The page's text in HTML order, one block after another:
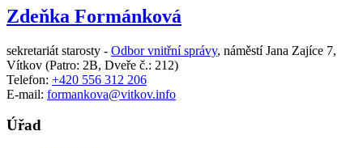
Zdeňka Formánková
sekretariát starosty - Odbor vnitřní správy, náměstí Jana Zajíce 7,
Vítkov (Patro: 2B, Dveře č.: 212)
Telefon: +420 556 312 206
E-mail: formankova@vitkov.info
Úřad